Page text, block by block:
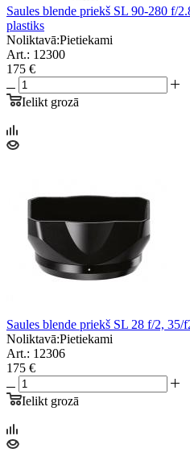
Saules blende priekš SL 90-280 f/
plastiks
Noliktavā:Pietiekami
Art.: 12300
175 €
Ielikt grozā
Saules blende priekš SL 28 f/2, 35/
Noliktavā:Pietiekami
Art.: 12306
175 €
Ielikt grozā